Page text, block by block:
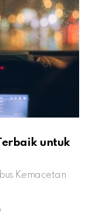
untuk
Kemacetan